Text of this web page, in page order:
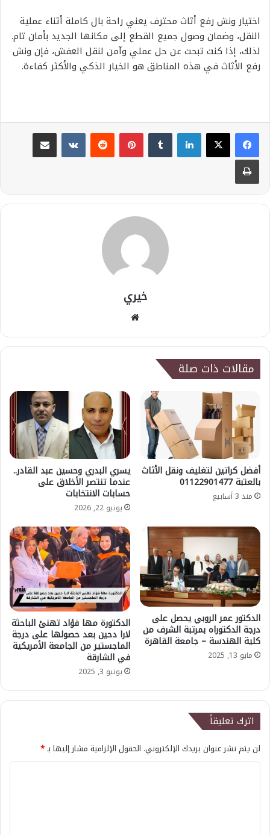
اختيار ونش رفع أثاث محترف يعني راحة بال كاملة أثناء عملية
النقل، وضمان وصول جميع القطع إلى مكانها الجديد بأمان تام.
لذلك، إذا كنت تبحث عن حل عملي وآمن لنقل العفش، فإن ونش
رفع الأثاث في هذه المناطق هو الخيار الذكي والأكثر كفاءة.
لينكدإن بينتيريست
مشاركة عبر البريد
طباعة
خيري
مقالات ذات صلة
أفضل كراتين لتغليف ونقل الأثاث
بالعتبة 01122901477
منذ 3 أسابيع
يسري البدري وحسين عبد القادر..
عندما تنتصر الأخلاق على
حسابات الانتخابات
يونيو 22, 2026
الدكتور عمر الروبي يحصل على
درجة الدكتوراه بمرتبة الشرف من
كلية الهندسة – جامعة القاهرة
مايو 13, 2025
الدكتورة مها فؤاد تهنئ الباحثة
لارا دحين بعد حصولها على درجة
الماجستير من الجامعة الأمريكية
في الشارقة
يونيو 3, 2025
اترك تعليقاً
لن يتم نشر عنوان بريدك الإلكتروني. الحقول الإلزامية مشار إليها بـ*